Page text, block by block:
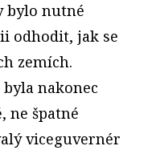
bylo nutné
odhodit, jak se
zemích.
nakonec
ne špatné
viceguvernér